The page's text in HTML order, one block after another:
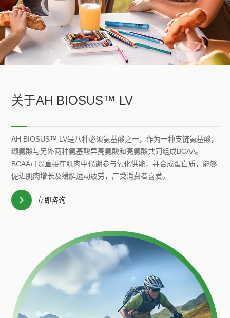
关于AH BIOSUS™ LV
AH BIOSUS™ LV是八种必须氨基酸之一，作为一种支链氨基酸，
缬氨酸与另外两种氨基酸异亮氨酸和亮氨酸共同组成BCAA。
BCAA可以直接在肌肉中代谢参与氧化供能，并合成蛋白质，能够
促进肌肉增长及缓解运动疲劳，广受消费者喜爱。
立即咨询